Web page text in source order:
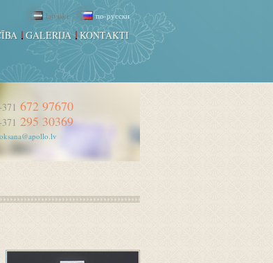
672 97670
295 30369
latviski по-русски
GALERIJA KONTAKTI